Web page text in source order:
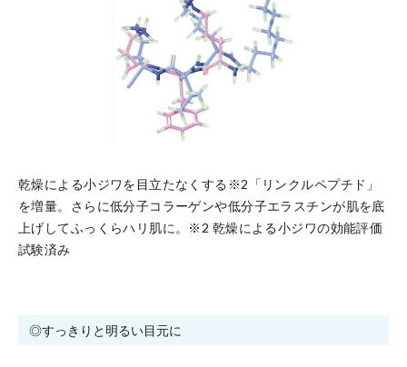
乾燥による小ジワを目立たなくする※2「リンクルペプチド」
を増量。さらに低分子コラーゲンや低分子エラスチンが肌を底
上げしてふっくらハリ肌に。※2 乾燥による小ジワの効能評価
試験済み
◎すっきりと明るい目元に